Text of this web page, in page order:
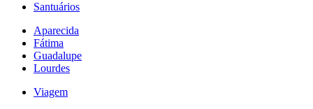
Santuários
Aparecida
Fátima
Guadalupe
Lourdes
Viagem